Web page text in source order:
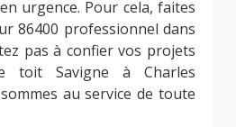
urgence. Pour cela, faites
86400 professionnel dans
pas à confier vos projets
toit Savigne à Charles
au service de toute